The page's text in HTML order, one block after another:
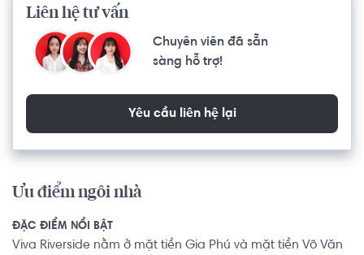
Liên hệ tư vấn
Chuyên viên đã sẵn
sàng hỗ trợ!
Yêu cầu liên hệ lại
Ưu điểm ngôi nhà
ĐẶC ĐIỂM NỔI BẬT
Viva Riverside nằm ở mặt tiền Gia Phú và mặt tiền Võ Văn